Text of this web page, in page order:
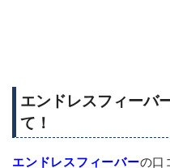
エンドレスフィーバ
て！
エンドレスフィーバーの口